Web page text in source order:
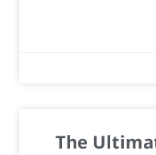
The